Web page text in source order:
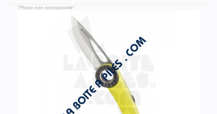
"Photo non contractuelle"